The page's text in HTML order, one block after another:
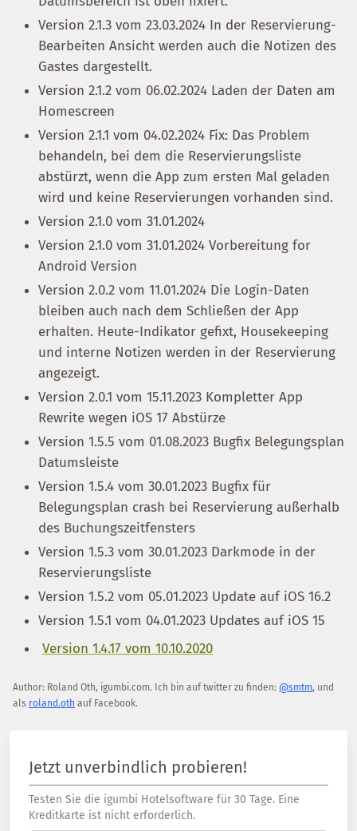
Version 2.1.3 vom 23.03.2024 In der Reservierung-
Bearbeiten Ansicht werden auch die Notizen des
Gastes dargestellt.
Version 2.1.2 vom 06.02.2024 Laden der Daten am
Homescreen
Version 2.1.1 vom 04.02.2024 Fix: Das Problem
behandeln, bei dem die Reservierungsliste
abstürzt, wenn die App zum ersten Mal geladen
wird und keine Reservierungen vorhanden sind.
Version 2.1.0 vom 31.01.2024
Version 2.1.0 vom 31.01.2024 Vorbereitung for
Android Version
Version 2.0.2 vom 11.01.2024 Die Login-Daten
bleiben auch nach dem Schließen der App
erhalten. Heute-Indikator gefixt, Housekeeping
und interne Notizen werden in der Reservierung
angezeigt.
Version 2.0.1 vom 15.11.2023 Kompletter App
Rewrite wegen iOS 17 Abstürze
Version 1.5.5 vom 01.08.2023 Bugfix Belegungsplan
Datumsleiste
Version 1.5.4 vom 30.01.2023 Bugfix für
Belegungsplan crash bei Reservierung außerhalb
des Buchungszeitfensters
Version 1.5.3 vom 30.01.2023 Darkmode in der
Reservierungsliste
Version 1.5.2 vom 05.01.2023 Update auf iOS 16.2
Version 1.5.1 vom 04.01.2023 Updates auf iOS 15
Version 1.4.17 vom 10.10.2020
Author: Roland Oth, igumbi.com. Ich bin auf twitter zu finden: @smtm, und
als roland.oth auf Facebook.
Jetzt unverbindlich probieren!
Testen Sie die igumbi Hotelsoftware für 30 Tage. Eine
Kreditkarte ist nicht erforderlich.